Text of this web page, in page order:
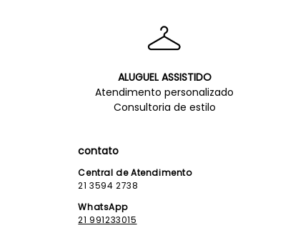
ALUGUEL ASSISTIDO
Atendimento personalizado
Consultoria de estilo
contato
Central de Atendimento
21 3594 2738
WhatsApp
21 991233015